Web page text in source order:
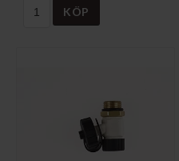
KÖP